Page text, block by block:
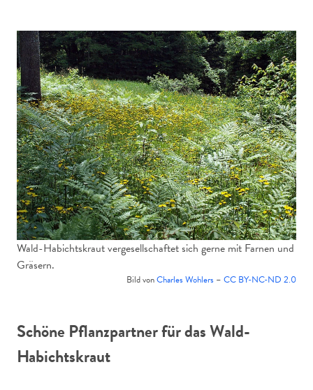
Wald-Habichtskraut vergesellschaftet sich gerne mit Farnen und
Gräsern.
Bild vonCharles Wohlers – CC BY-NC-ND 2.0
Schöne Pflanzpartner für das Wald-
Habichtskraut